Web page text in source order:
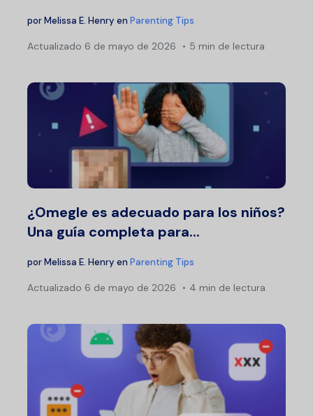
porMelissa E. Henry en Parenting Tips
Actualizado 6 de mayo de 2026 5 min de lectura
¿Omegle es adecuado para los niños?
Una guía completa para...
porMelissa E. Henry en Parenting Tips
Actualizado 6 de mayo de 2026 4 min de lectura